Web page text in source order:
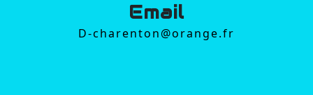
Email
d-charenton@orange.fr